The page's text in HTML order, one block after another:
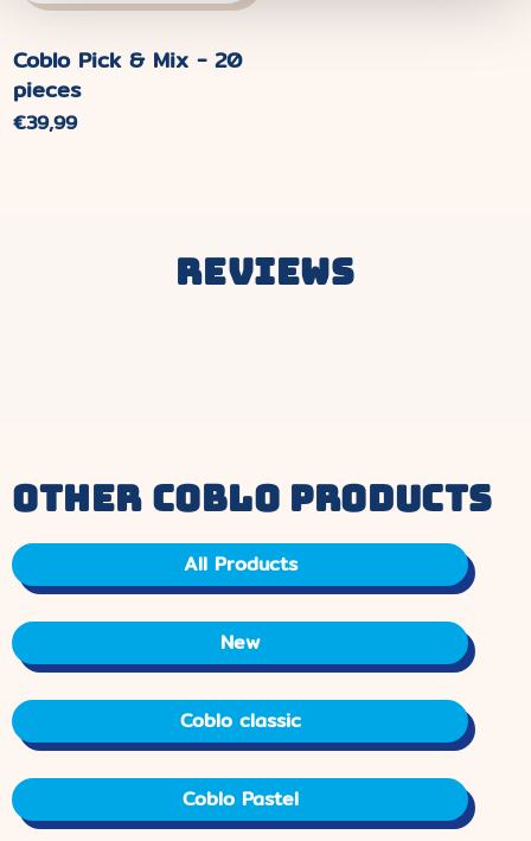
Coblo Pick & Mix - 20
pieces
Normaler
€39,99
Reviews
other coblo products
All Products
New
Coblo classic
Coblo Pastel